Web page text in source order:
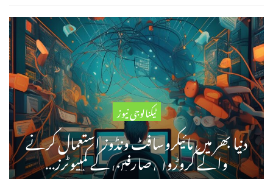
ٹیکنالوجی نیوز
دنیا بھر میں مائیکروسافٹ ونڈوز استعمال کرنے
والے کروڑوں صارفین کے کمپیوٹرز…